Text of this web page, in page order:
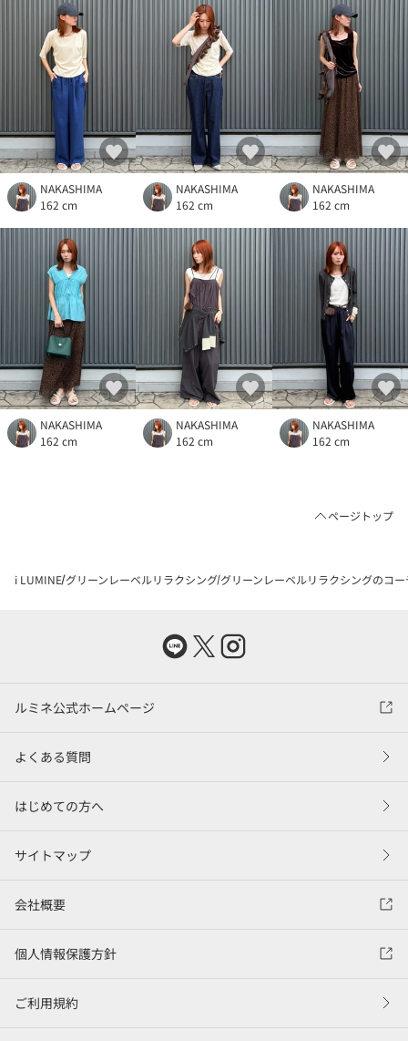
NAKASHIMA
162 cm
NAKASHIMA
162 cm
NAKASHIMA
162 cm
NAKASHIMA
162 cm
NAKASHIMA
162 cm
NAKASHIMA
162 cm
ページトップ
i LUMINE グリーンレーベルリラクシング グリーンレーベルリラクシングのコ
ルミネ公式ホームページ
よくある質問
はじめての方へ
サイトマップ
会社概要
個人情報保護方針
ご利用規約